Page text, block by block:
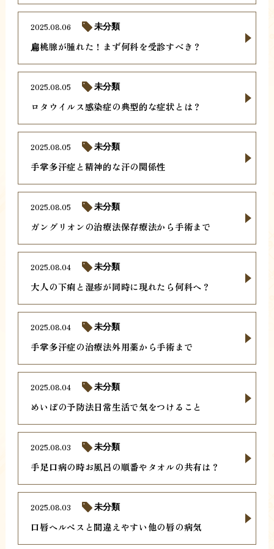
扁桃腺が腫れた！まず何科を受診すべき？
2025.08.06 未分類
ロタウイルス感染症の典型的な症状とは？
2025.08.05 未分類
手掌多汗症と精神的な汗の関係性
2025.08.05 未分類
ガングリオンの治療法保存療法から手術まで
2025.08.05 未分類
大人の下痢と湿疹が同時に現れたら何科へ？
2025.08.04 未分類
手掌多汗症の治療法外用薬から手術まで
2025.08.04 未分類
めいぼの予防法日常生活で気をつけること
2025.08.04 未分類
手足口病の時お風呂の順番やタオルの共有は？
2025.08.03 未分類
口唇ヘルペスと間違えやすい他の唇の病気
2025.08.03 未分類